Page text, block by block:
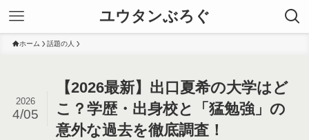
ユウタンぶろぐ
ホーム 話題の人
【2026最新】出口夏希の大学はど
こ？学歴・出身校と「猛勉強」の
意外な過去を徹底調査！
2026
4/05